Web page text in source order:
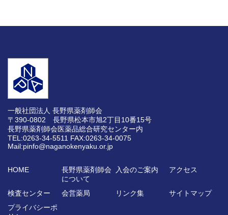
一般社団法人 長野県薬剤師会
〒390-0802 長野県松本市旭2丁目10番15号
長野県薬剤師会医薬品総合研究センター内
TEL:0263-34-5511 FAX:0263-34-0075
Mail:pinfo@naganokenyaku.or.jp
HOME
長野県薬剤師会
について
入会のご案内 アクセス
検査センター 会営薬局 リンク集
サイトマップ
プライバシーポ